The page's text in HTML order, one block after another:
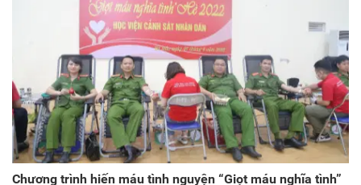
Chương trình hiến máu tình nguyện “Giọt máu nghĩa tình”